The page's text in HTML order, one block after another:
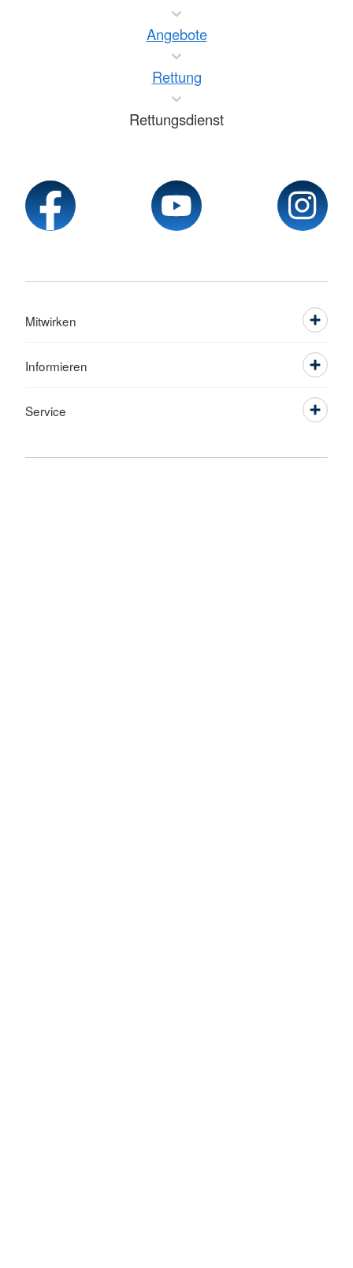
Angebote
Rettung
Rettungsdienst
Mitwirken
Informieren
Service